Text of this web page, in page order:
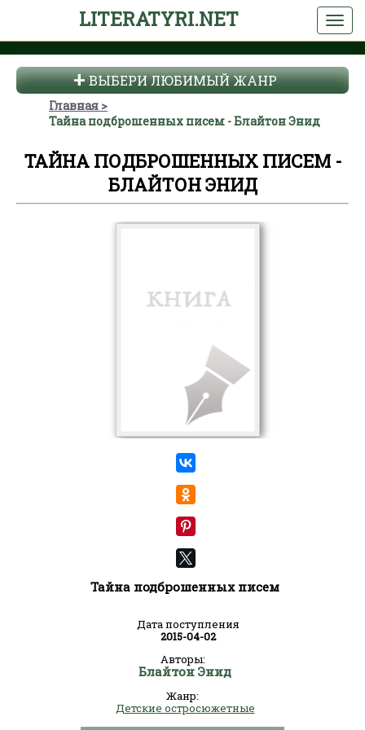
LITERATYRI.NET
ВЫБЕРИ ЛЮБИМЫЙ ЖАНР
Главная
Тайна подброшенных писем - Блайтон Энид
ТАЙНА ПОДБРОШЕННЫХ ПИСЕМ -
БЛАЙТОН ЭНИД
Тайна подброшенных писем
Дата поступления
2015-04-02
Авторы:
Блайтон Энид
Жанр:
Детские остросюжетные